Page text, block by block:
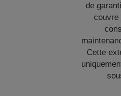
de
couvre
Cette